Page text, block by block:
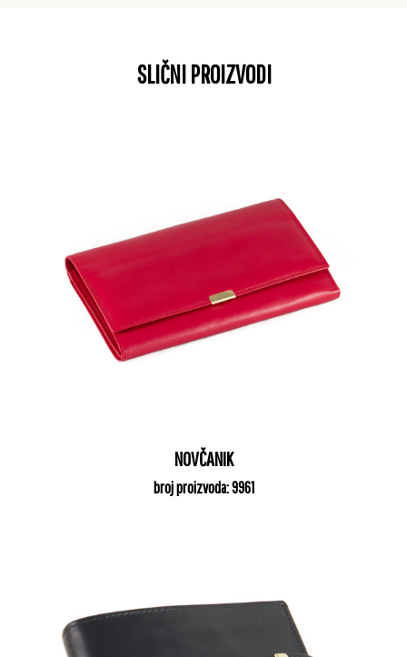
SLIČNI PROIZVODI
NOVČANIK
broj proizvoda: 9961